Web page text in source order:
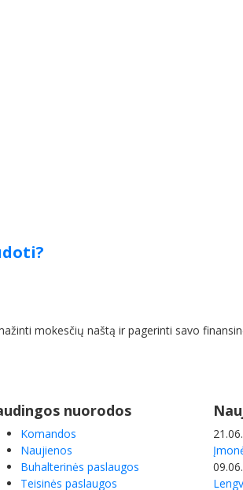
mokesčių naštą ir pagerinti savo
nuorodos
Komandos
Naujienos
Buhalterinės paslaugos
Teisinės paslaugos